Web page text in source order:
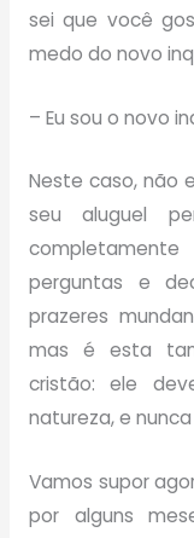
sei que você
medo do novo
– Eu sou o novo
Neste caso, não
seu aluguel
perguntas e
prazeres
mas é esta
cristão: ele
natureza, e
Vamos supor
por alguns